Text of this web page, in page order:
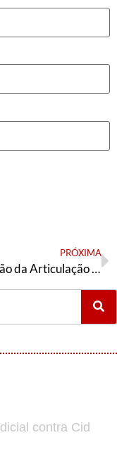
PRÓXIMA
Resolução da Articulação de Esquerda sobre as eleições à Câmara Municipal de BH em 2020
contra Cid